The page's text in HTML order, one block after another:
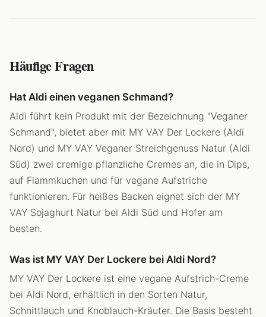
Häufige Fragen
Hat Aldi einen veganen Schmand?
Aldi führt kein Produkt mit der Bezeichnung "Veganer
Schmand", bietet aber mit MY VAY Der Lockere (Aldi
Nord) und MY VAY Veganer Streichgenuss Natur (Aldi
Süd) zwei cremige pflanzliche Cremes an, die in Dips,
auf Flammkuchen und für vegane Aufstriche
funktionieren. Für heißes Backen eignet sich der MY
VAY Sojaghurt Natur bei Aldi Süd und Hofer am
besten.
Was ist MY VAY Der Lockere bei Aldi Nord?
MY VAY Der Lockere ist eine vegane Aufstrich-Creme
bei Aldi Nord, erhältlich in den Sorten Natur,
Schnittlauch und Knoblauch-Kräuter. Die Basis besteht